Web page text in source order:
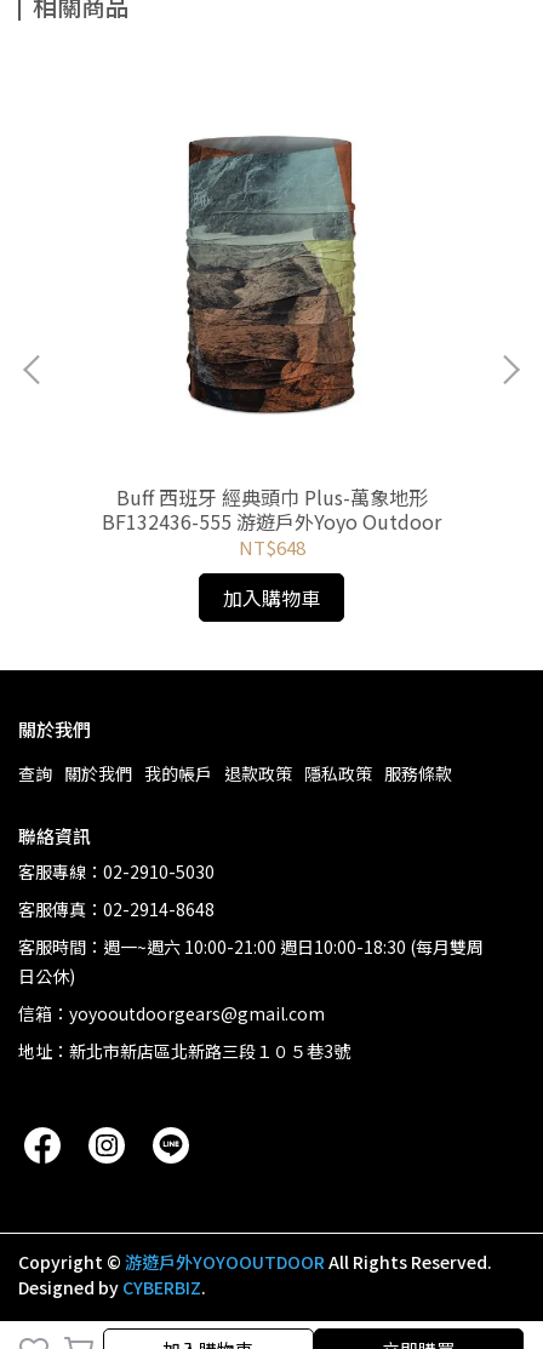
Buff 西班牙 經典頭巾 Plus-萬象地形
BF132436-555 游遊戶外Yoyo Outdoor
NT$648
加入購物車
關於我們
查詢 關於我們 我的帳戶 退款政策 隱私政策 服務條款
聯絡資訊
客服專線：02-2910-5030
客服傳真：02-2914-8648
客服時間：週一~週六 10:00-21:00 週日10:00-18:30 (每月雙周
日公休)
信箱：yoyooutdoorgears@gmail.com
地址：新北市新店區北新路三段１０５巷3號
Copyright © 游遊戶外YOYOOUTDOORAll Rights Reserved.
Designed by CYBERBIZ.